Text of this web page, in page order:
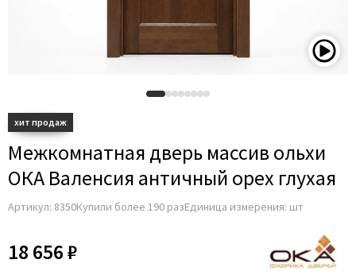
Alvero
Archie
Armadillo
Aurum Doors
Belwooddoors
Brandoors
Межкомнатная дверь массив ольхи
ОКА Валенсия античный орех глухая
Артикул: 8350Купили более 190 разЕдиница измерения: шт
18 656 ₽